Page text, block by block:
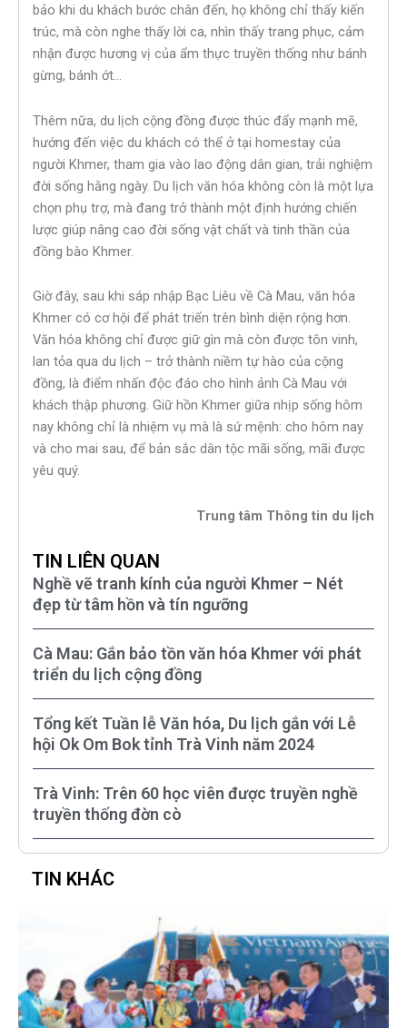
bảo khi du khách bước chân đến, họ không chỉ thấy kiến
trúc, mà còn nghe thấy lời ca, nhìn thấy trang phục, cảm
nhận được hương vị của ẩm thực truyền thống như bánh
gừng, bánh ớt…
Thêm nữa, du lịch cộng đồng được thúc đẩy mạnh mẽ,
hướng đến việc du khách có thể ở tại homestay của
người Khmer, tham gia vào lao động dân gian, trải nghiệm
đời sống hằng ngày. Du lịch văn hóa không còn là một lựa
chọn phụ trợ, mà đang trở thành một định hướng chiến
lược giúp nâng cao đời sống vật chất và tinh thần của
đồng bào Khmer.
Giờ đây, sau khi sáp nhập Bạc Liêu về Cà Mau, văn hóa
Khmer có cơ hội để phát triển trên bình diện rộng hơn.
Văn hóa không chỉ được giữ gìn mà còn được tôn vinh,
lan tỏa qua du lịch – trở thành niềm tự hào của cộng
đồng, là điểm nhấn độc đáo cho hình ảnh Cà Mau với
khách thập phương. Giữ hồn Khmer giữa nhịp sống hôm
nay không chỉ là nhiệm vụ mà là sứ mệnh: cho hôm nay
và cho mai sau, để bản sắc dân tộc mãi sống, mãi được
yêu quý.
Trung tâm Thông tin du lịch
TIN LIÊN QUAN
Nghề vẽ tranh kính của người Khmer – Nét
đẹp từ tâm hồn và tín ngưỡng
Cà Mau: Gắn bảo tồn văn hóa Khmer với phát
triển du lịch cộng đồng
Tổng kết Tuần lễ Văn hóa, Du lịch gắn với Lễ
hội Ok Om Bok tỉnh Trà Vinh năm 2024
Trà Vinh: Trên 60 học viên được truyền nghề
truyền thống đờn cò
TIN KHÁC